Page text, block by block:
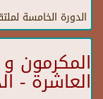
الدورة الخامسة
المكرمون
العاشرة -